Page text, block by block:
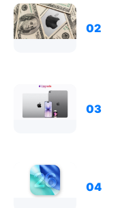
02
03
04